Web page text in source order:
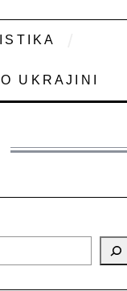
UKRAJINI